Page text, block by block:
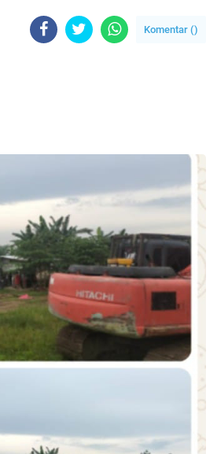
Komentar ()